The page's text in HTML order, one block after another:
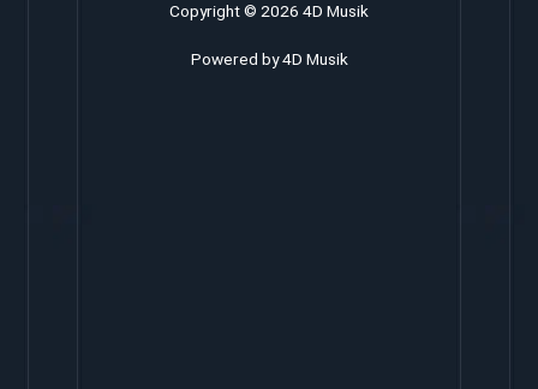
Copyright © 2026 4D Musik
Powered by 4D Musik